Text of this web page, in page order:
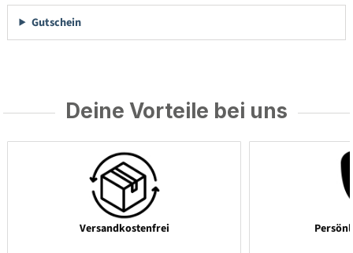
Gutschein
Deine Vorteile bei uns
Versandkostenfrei